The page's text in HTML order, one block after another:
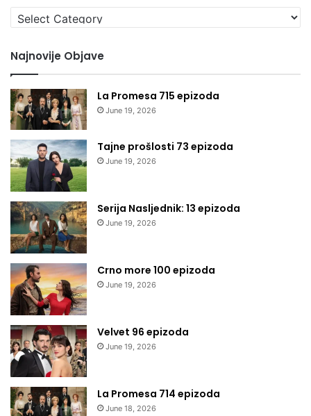
Izaberi
kategoriju
Najnovije Objave
La Promesa 715 epizoda
June 19, 2026
Tajne prošlosti 73 epizoda
June 19, 2026
Serija Nasljednik: 13 epizoda
June 19, 2026
Crno more 100 epizoda
June 19, 2026
Velvet 96 epizoda
June 19, 2026
La Promesa 714 epizoda
June 18, 2026